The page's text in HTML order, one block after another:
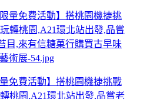
免費活動】搭桃園機捷挑戰
桃園,A21環北站出發,品嘗老